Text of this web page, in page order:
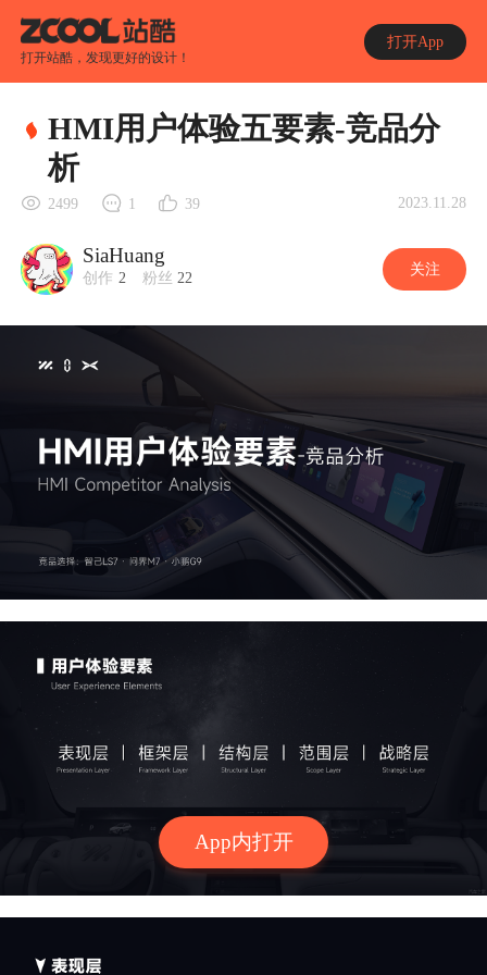
打开站酷，发现更好的设计！
打开App
App内打开
HMI用户体验五要素-竞品分
析
2499 1 39 2023.11.28
SiaHuang
创作 2 粉丝 22 关注